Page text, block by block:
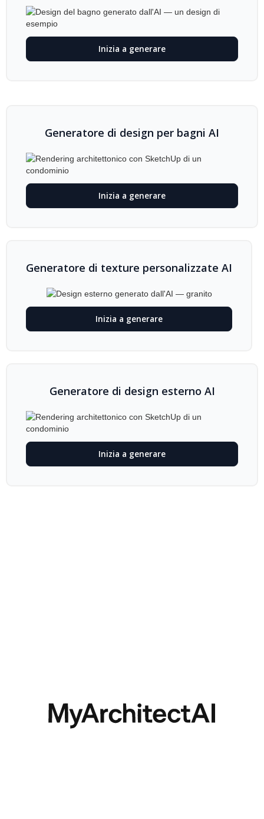
Inizia a generare
Generatore di design per bagni AI
Inizia a generare
Generatore di texture personalizzate AI
Inizia a generare
Generatore di design esterno AI
Inizia a generare